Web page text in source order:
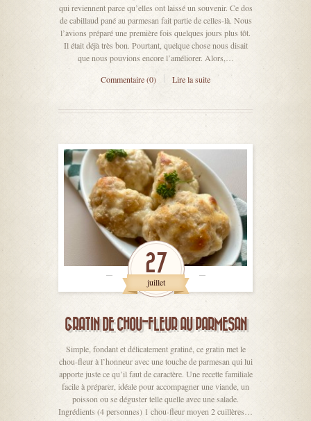
qui reviennent parce qu’elles ont laissé un souvenir. Ce dos
de cabillaud pané au parmesan fait partie de celles-là. Nous
l’avions préparé une première fois quelques jours plus tôt.
Il était déjà très bon. Pourtant, quelque chose nous disait
que nous pouvions encore l’améliorer. Alors,…
Commentaire (0)
Lire la suite
27
juillet
GRATIN DE CHOU-FLEUR AU PARMESAN
Simple, fondant et délicatement gratiné, ce gratin met le
chou-fleur à l’honneur avec une touche de parmesan qui lui
apporte juste ce qu’il faut de caractère. Une recette familiale
facile à préparer, idéale pour accompagner une viande, un
poisson ou se déguster telle quelle avec une salade.
Ingrédients (4 personnes) 1 chou-fleur moyen 2 cuillères…